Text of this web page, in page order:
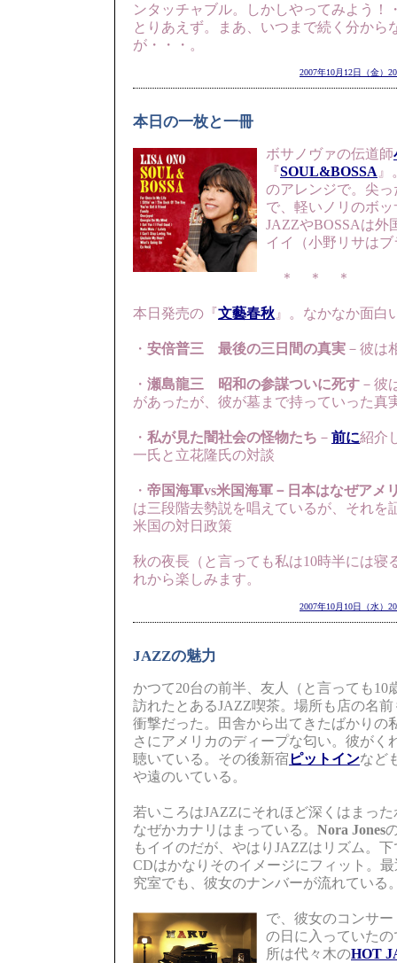
ンタッチャブル。しかしやってみよう！
とりあえず。まあ、いつまで続く分から
が・・・。
2007年10月12日（金）
本日の一枚と一冊
ボサノヴァの伝道師
『SOUL&BOSSA
のアレンジで。尖
で、軽いノリのボ
JAZZやBOSSAは外
イイ（小野リサは
＊ ＊ ＊
本日発売の『文藝春秋 』。なかなか面白
・ 安倍普三 最後の三日間の真実 －彼は
・ 瀬島龍三 昭和の参謀ついに死す －彼
があったが、彼が墓まで持っていった真
・ 私が見た闇社会の怪物たち － 前に紹介
一氏と立花隆氏の対談
・ 帝国海軍vs米国海軍－日本はなぜアメ
は三段階去勢説を唱えているが、それを
米国の対日政策
秋の夜長（と言っても私は10時半には寝
れから楽しみます。
2007年10月10日（水）
JAZZの魅力
かつて20台の前半、友人（と言っても10
訪れたとあるJAZZ喫茶。場所も店の名
衝撃だった。田舎から出てきたばかりの
さにアメリカのディープな匂い。彼がく
聴いている。その後新宿 ピットインなど
や遠のいている。
若いころはJAZZにそれほど深くはまっ
なぜかカナリはまっている。 Nora Jones
もイイのだが、やはりJAZZはリズム。
CDはかなりそのイメージにフィット。
究室でも、彼女のナンバーが流れている
で、彼女のコンサ
の日に入っていた
所は代々木のHOT